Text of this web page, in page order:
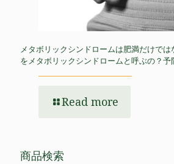
メタボリックシンドロームは肥満だけで
をメタボリックシンドロームと呼ぶの？予
Read more
商品検索